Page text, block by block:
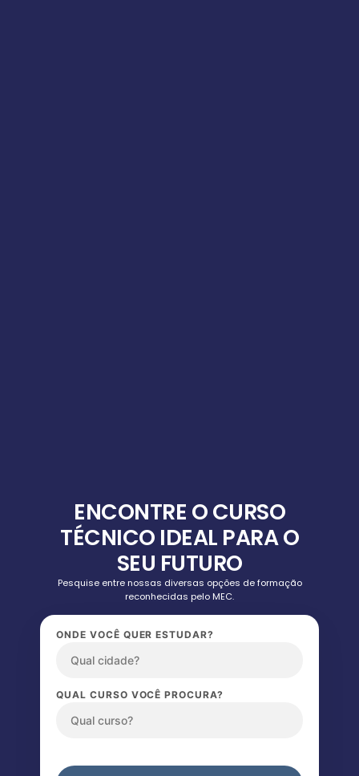
ENCONTRE O CURSO
TÉCNICO IDEAL PARA O
SEU FUTURO
Pesquise entre nossas diversas opções de formação
reconhecidas pelo MEC.
ONDE VOCÊ QUER ESTUDAR?
QUAL CURSO VOCÊ PROCURA?